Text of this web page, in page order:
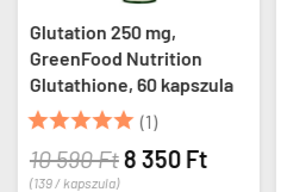
Glutation 250 mg,
GreenFood Nutrition
Glutathione, 60 kapszula
 (1)
10 590 Ft 8 350 Ft
(139 / kapszula)